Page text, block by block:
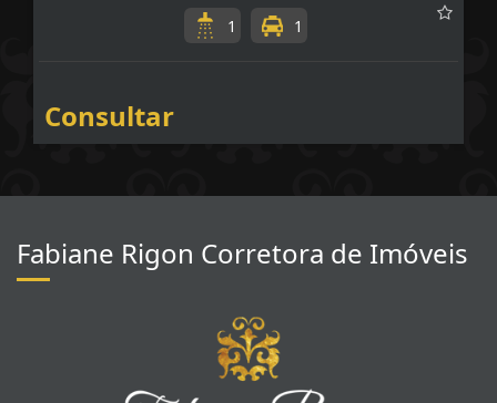
1 1
Consultar
Fabiane Rigon Corretora de Imóveis